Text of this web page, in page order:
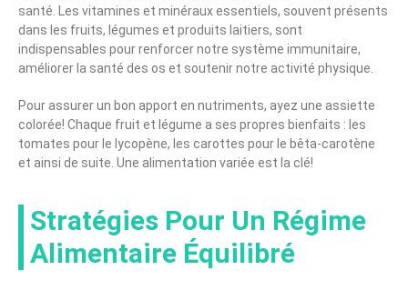
santé. Les vitamines et minéraux essentiels, souvent présents
dans les fruits, légumes et produits laitiers, sont
indispensables pour renforcer notre système immunitaire,
améliorer la santé des os et soutenir notre activité physique.
Pour assurer un bon apport en nutriments, ayez une assiette
colorée! Chaque fruit et légume a ses propres bienfaits : les
tomates pour le lycopène, les carottes pour le bêta-carotène
et ainsi de suite. Une alimentation variée est la clé!
Stratégies Pour Un Régime
Alimentaire Équilibré